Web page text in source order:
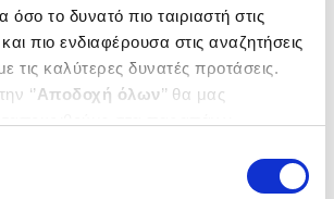
το δυνατό πιο ταιριαστή στις
πιο ενδιαφέρουσα στις αναζητήσεις
τις καλύτερες δυνατές προτάσεις.
‘’Αποδοχή όλων’’ θα μας
να επιλέξετε από τα παρακάτω με την